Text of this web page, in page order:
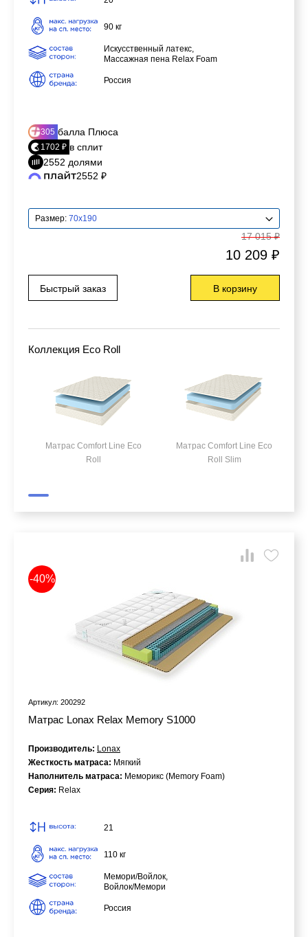
90 кг
Искусственный латекс,
Массажная пена Relax Foam
Россия
305 балла Плюса
1702 ₽ в сплит
2552 долями
2552 ₽
Размер: 70x190
Быстрый заказ В корзину
17 015 ₽
10 209 ₽
Коллекция Eco Roll
Матрас Comfort Line Eco
Roll
Матрас Comfort Line Eco
Roll Slim
-40%
Артикул: 200292
Матрас Lonax Relax Memory S1000
21
110 кг
Мемори/Войлок,
Войлок/Мемори
Россия
Производитель: Lonax
Жесткость матраса: Мягкий
Наполнитель матраса: Меморикс (Memory Foam)
Серия: Relax